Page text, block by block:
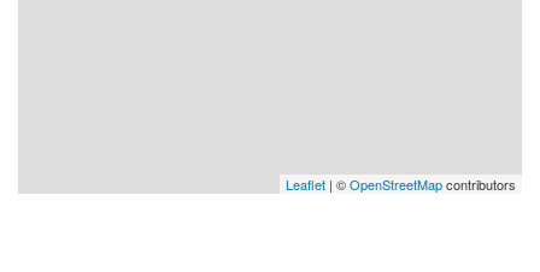
Leaflet | ©OpenStreetMapcontributors